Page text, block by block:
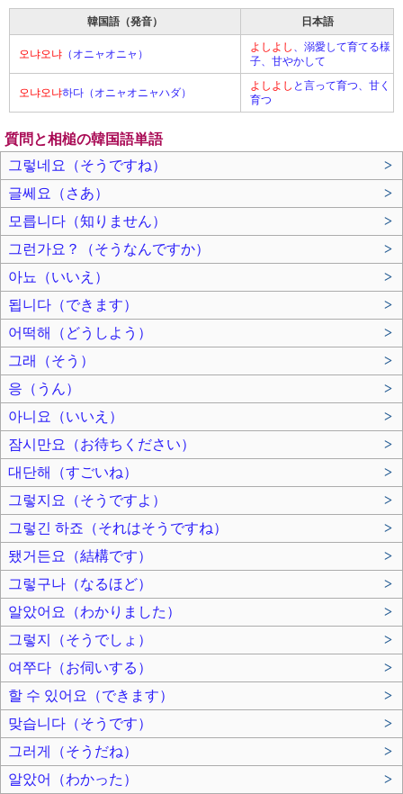
韓国語（発音） 日本語
오냐오냐 （オニャオニャ）
よし よし 、溺愛して育てる様
子、甘やかして
오냐오냐하다（オニャオニャハダ）
よし よし と言って育つ、甘く
育つ
質問と相槌の韓国語単語
그렇네요（そうですね）
>
글쎄요（さあ）
>
모릅니다（知りません）
>
그런가요？（そうなんですか）
>
아뇨（いいえ）
>
됩니다（できます）
>
어떡해（どうしよう）
>
그래（そう）
>
응（うん）
>
아니요（いいえ）
>
잠시만요（お待ちください）
>
대단해（すごいね）
>
그렇지요（そうですよ）
>
그렇긴 하죠（それはそうですね）
>
됐거든요（結構です）
>
그렇구나（なるほど）
>
알았어요（わかりました）
>
그렇지（そうでしょ）
>
여쭈다（お伺いする）
>
할 수 있어요（できます）
>
맞습니다（そうです）
>
그러게（そうだね）
>
알았어（わかった）
>